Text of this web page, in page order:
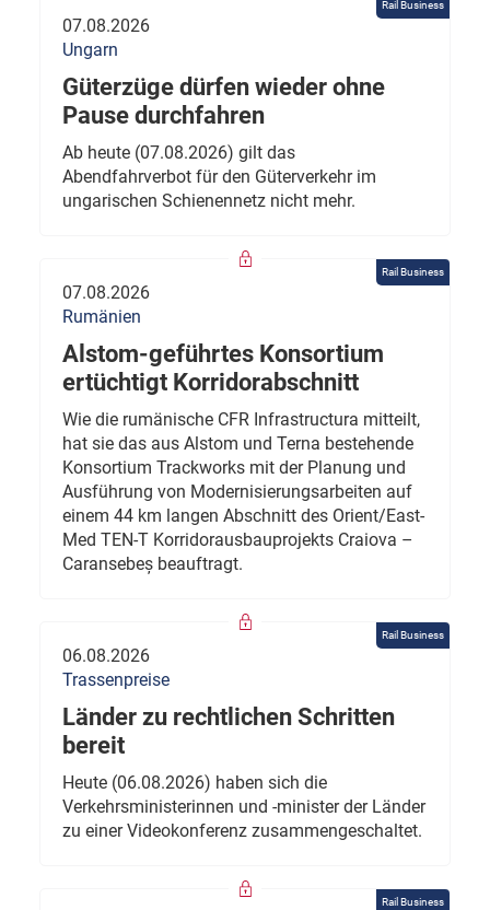
Rail Business
07.08.2026
Ungarn
Güterzüge dürfen wieder ohne
Pause durchfahren
Ab heute (07.08.2026) gilt das
Abendfahrverbot für den Güterverkehr im
ungarischen Schienennetz nicht mehr.
Rail Business
07.08.2026
Rumänien
Alstom-geführtes Konsortium
ertüchtigt Korridorabschnitt
Wie die rumänische CFR Infrastructura mitteilt,
hat sie das aus Alstom und Terna bestehende
Konsortium Trackworks mit der Planung und
Ausführung von Modernisierungsarbeiten auf
einem 44 km langen Abschnitt des Orient/East-
Med TEN-T Korridorausbauprojekts Craiova –
Caransebeș beauftragt.
Rail Business
06.08.2026
Trassenpreise
Länder zu rechtlichen Schritten
bereit
Heute (06.08.2026) haben sich die
Verkehrsministerinnen und -minister der Länder
zu einer Videokonferenz zusammengeschaltet.
Rail Business